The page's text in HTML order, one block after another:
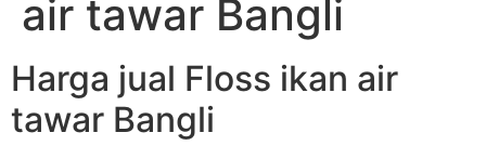
air tawar Bangli
Harga jual Floss ikan air
tawar Bangli